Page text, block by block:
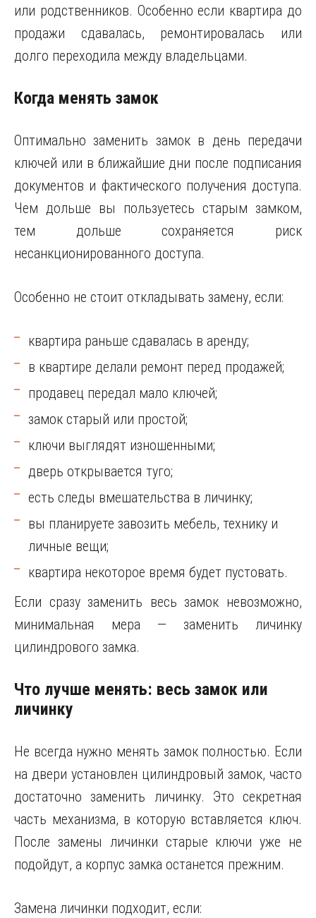
или родственников. Особенно если квартира до
продажи сдавалась, ремонтировалась или
долго переходила между владельцами.
Когда менять замок
Оптимально заменить замок в день передачи
ключей или в ближайшие дни после подписания
документов и фактического получения доступа.
Чем дольше вы пользуетесь старым замком,
тем дольше сохраняется риск
несанкционированного доступа.
Особенно не стоит откладывать замену, если:
квартира раньше сдавалась в аренду;
в квартире делали ремонт перед продажей;
продавец передал мало ключей;
замок старый или простой;
ключи выглядят изношенными;
дверь открывается туго;
есть следы вмешательства в личинку;
вы планируете завозить мебель, технику и
личные вещи;
квартира некоторое время будет пустовать.
Если сразу заменить весь замок невозможно,
минимальная мера — заменить личинку
цилиндрового замка.
Что лучше менять: весь замок или
личинку
Не всегда нужно менять замок полностью. Если
на двери установлен цилиндровый замок, часто
достаточно заменить личинку. Это секретная
часть механизма, в которую вставляется ключ.
После замены личинки старые ключи уже не
подойдут, а корпус замка останется прежним.
Замена личинки подходит, если: